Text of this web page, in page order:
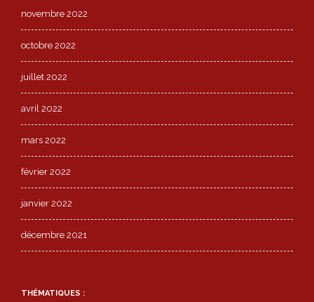
novembre 2022
octobre 2022
juillet 2022
avril 2022
mars 2022
février 2022
janvier 2022
décembre 2021
THÉMATIQUES :